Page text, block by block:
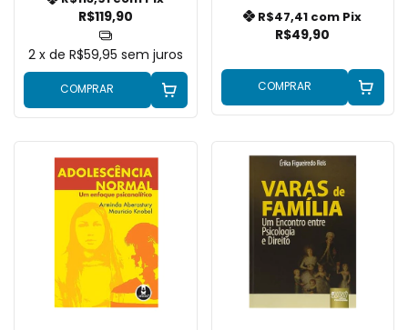
R$119,90
2 x de R$59,95 sem juros
COMPRAR
R$49,90
R$47,41 com Pix
COMPRAR